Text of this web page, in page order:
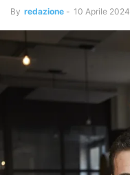
By redazione - 10 Aprile 2024